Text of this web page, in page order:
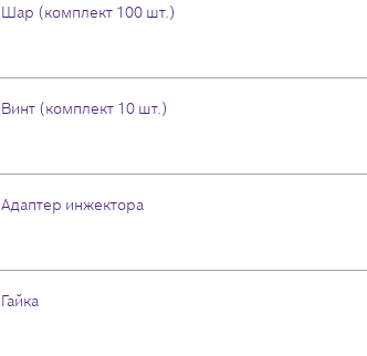
Шар (комплект 100 шт.)
Винт (комплект 10 шт.)
Адаптер инжектора
Гайка